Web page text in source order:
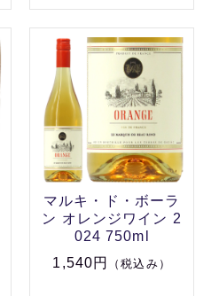
マルキ・ド・ボーラ
ン オレンジワイン 2
024 750ml
1,540円
（税込み）